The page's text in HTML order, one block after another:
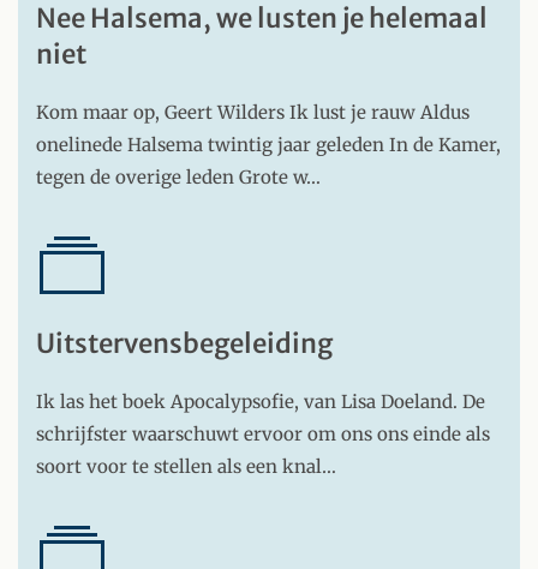
Nee Halsema, we lusten je helemaal
niet
Kom maar op, Geert Wilders Ik lust je rauw Aldus
onelinede Halsema twintig jaar geleden In de Kamer,
tegen de overige leden Grote w…
Uitstervensbegeleiding
Ik las het boek Apocalypsofie, van Lisa Doeland. De
schrijfster waarschuwt ervoor om ons ons einde als
soort voor te stellen als een knal…